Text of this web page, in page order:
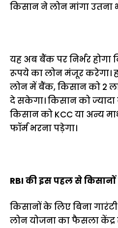
किसान ने लोन मांगा उतना
यह अब बैंक पर निर्भर
रूपये का लोन मंजूर करेगा।
लोन में बैंक, किसान को 2
दे सकेगा। किसान को ज्यादा
किसान को KCC या अन्य
फॉर्म भरना पड़ेगा।
RBI की इस पहल से किसानों
किसानों के लिए बिना
लोन योजना का फैसला